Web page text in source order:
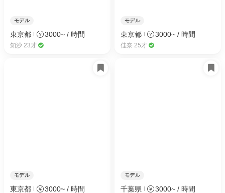
モデル
東京都 3000~ / 時間
知沙 23才
モデル
東京都 3000~ / 時間
佳奈 25才
モデル
東京都 3000~ / 時間
モデル
千葉県 3000~ / 時間